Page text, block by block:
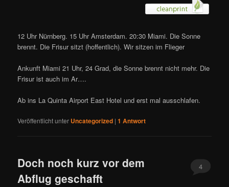
12 Uhr Nürnberg. 15 Uhr Amsterdam. 20:30 Miami. Die Sonne
brennt. Die Frisur sitzt (hoffentlich). Wir sitzen im Flieger
Ankunft Miami 21 Uhr, 24 Grad, die Sonne brennt nicht mehr. Die
Frisur ist auch im Ar….
Ab ins La Quinta Airport East Hotel und erst mal ausschlafen.
Veröffentlicht unter Uncategorized |1 Antwort
Doch noch kurz vor dem
Abflug geschafft
4